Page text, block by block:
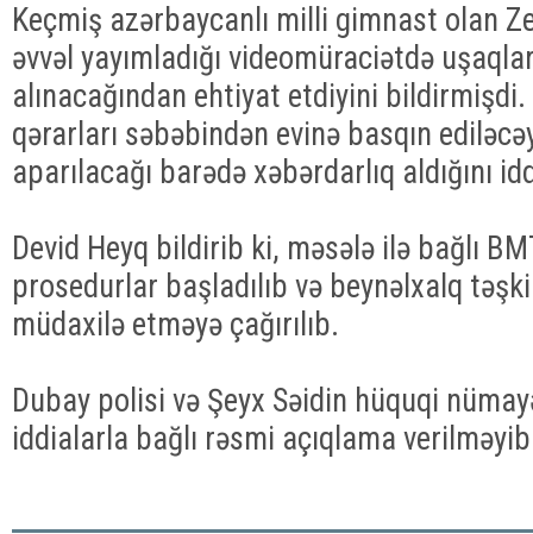
Keçmiş azərbaycanlı milli gimnast olan
əvvəl yayımladığı videomüraciətdə
alınacağından ehtiyat etdiyini bildirmişdi.
qərarları səbəbindən evinə basqın
aparılacağı barədə xəbərdarlıq aldığını
Devid Heyq bildirib ki, məsələ ilə bağlı
prosedurlar başladılıb və beynəlxalq
müdaxilə etməyə çağırılıb.
Dubay polisi və Şeyx Səidin hüquqi
iddialarla bağlı rəsmi açıqlama